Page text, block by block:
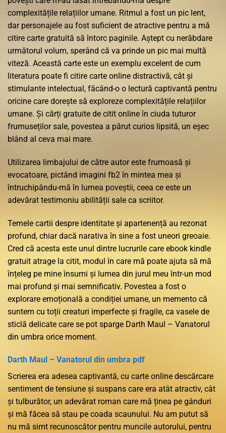
complexitățile relațiilor umane. Ritmul a fost un pic lent,
dar personajele au fost suficient de atractive pentru a mă
citire carte gratuită să întorc paginile. Aștept cu nerăbdare
următorul volum, sperând că va prinde un pic mai multă
viteză. Această carte este un exemplu excelent de cum
literatura poate fi citire carte online distractivă, cât și
stimulante intelectual, făcând-o o lectură captivantă pentru
oricine care dorește să exploreze complexitățile relațiilor
umane. Și cărți gratuite de citit online în ciuda tuturor
frumuseților sale, povestea a părut curios lipsită, un eșec
blând al ceva mai mare.
Utilizarea limbajului de către autor este frumoasă și
evocatoare, pictând imagini fb2 în mintea mea și
întruchipându-mă în lumea poveștii, ceea ce este un
adevărat testimoniu abilității sale ca scriitor.
Temele cartii despre identitate și apartenență au rezonat
profund, chiar dacă narativa în sine a fost uneori greoaie.
Cred că acesta este unul dintre lucrurile care ebook kindle
gratuit atrage la citit, modul în care mă poate ajuta să mă
înțeleg pe mine însumi și lumea din jurul meu într-un mod
mai profund și mai semnificativ. Povestea a fost o
explorare emoțională a condiției umane, un memento că
suntem cu toții creaturi imperfecte și fragile, ca vasele de
sticlă delicate care se pot sparge Darth Maul – Vanatorul
din umbra orice moment.
Darth Maul – Vanatorul din umbra pdf
Scrierea era adesea captivantă, cu carte online descărcare
sentiment de tensiune și suspans care era atât atractiv, cât
și tulburător, un adevărat roman care mă ținea pe gânduri
și mă făcea să stau pe coada scaunului. Nu am putut să
nu mă simt recunoscător pentru muncile autorului, pentru